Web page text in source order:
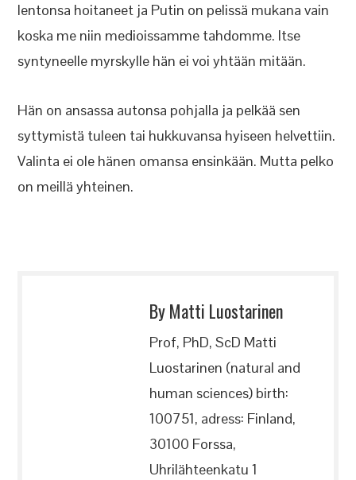
lentonsa hoitaneet ja Putin on pelissä mukana vain
koska me niin medioissamme tahdomme. Itse
syntyneelle myrskylle hän ei voi yhtään mitään.
Hän on ansassa autonsa pohjalla ja pelkää sen
syttymistä tuleen tai hukkuvansa hyiseen helvettiin.
Valinta ei ole hänen omansa ensinkään. Mutta pelko
on meillä yhteinen.
By Matti Luostarinen
Prof, PhD, ScD Matti
Luostarinen (natural and
human sciences) birth:
100751, adress: Finland,
30100 Forssa,
Uhrilähteenkatu 1